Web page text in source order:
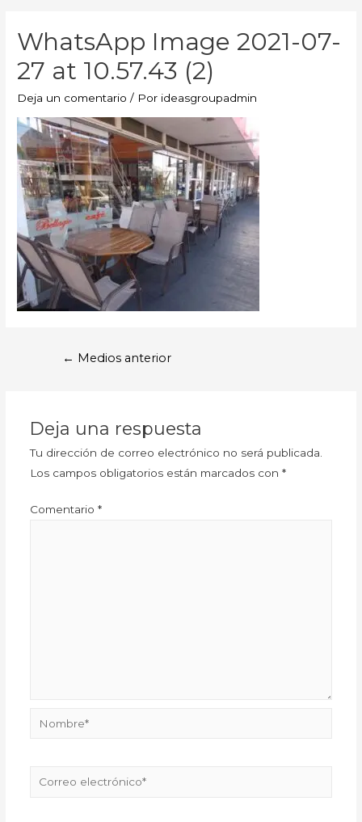
WhatsApp Image 2021-07-
27 at 10.57.43 (2)
Deja un comentario / Por ideasgroupadmin
← Medios anterior
Deja una respuesta
Tu dirección de correo electrónico no será publicada.
Los campos obligatorios están marcados con *
Comentario *